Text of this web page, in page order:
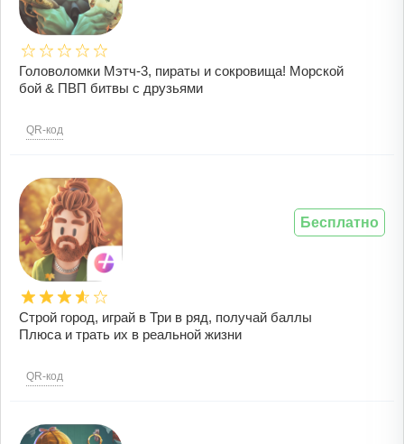
Головоломки Мэтч-3, пираты и сокровища! Морской
бой & ПВП битвы с друзьями
QR-код
Строй город, играй в Три в ряд, получай баллы
Плюса и трать их в реальной жизни
QR-код
Бесплатно